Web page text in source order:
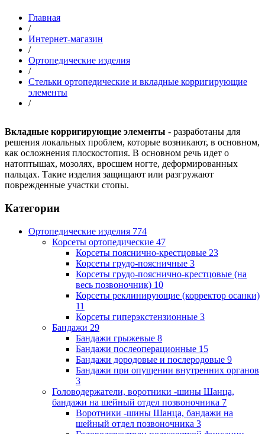
Главная
/
Интернет-магазин
/
Ортопедические изделия
/
Стельки ортопедические и вкладные корригирующие
элементы
/
Вкладные корригирующие элементы - разработаны для
решения локальных проблем, которые возникают, в основном,
как осложнения плоскостопия. В основном речь идет о
натоптышах, мозолях, вросшем ногте, деформированных
пальцах. Такие изделия защищают или разгружают
поврежденные участки стопы.
Категории
Ортопедические изделия 774
Корсеты ортопедические 47
Корсеты пояснично-крестцовые 23
Корсеты грудо-поясничные 3
Корсеты грудо-пояснично-крестцовые (на
весь позвоночник) 10
Корсеты реклинирующие (корректор осанки)
11
Корсеты гиперэкстензионные 3
Бандажи 29
Бандажи грыжевые 8
Бандажи послеоперационные 15
Бандажи дородовые и послеродовые 9
Бандажи при опущении внутренних органов
3
Головодержатели, воротники -шины Шанца,
бандажи на шейный отдел позвоночника 7
Воротники -шины Шанца, бандажи на
шейный отдел позвоночника 3